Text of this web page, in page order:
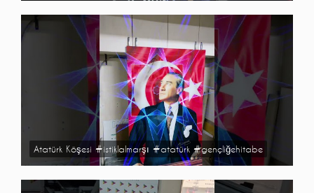
Atatürk Köşesi #istiklalmarşı #atatürk #gençliğehitabe